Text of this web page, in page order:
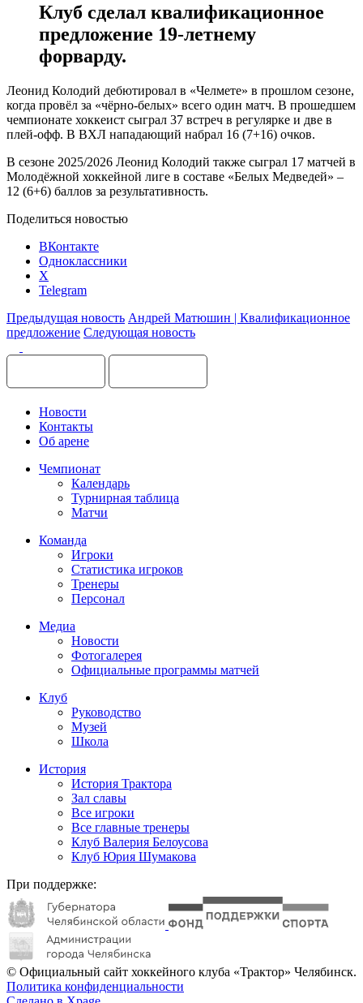
Клуб сделал квалификационное
предложение 19-летнему
форварду.
Леонид Колодий дебютировал в «Челмете» в прошлом сезоне,
когда провёл за «чёрно-белых» всего один матч. В прошедшем
чемпионате хоккеист сыграл 37 встреч в регулярке и две в
плей-офф. В ВХЛ нападающий набрал 16 (7+16) очков.
В сезоне 2025/2026 Леонид Колодий также сыграл 17 матчей в
Молодёжной хоккейной лиге в составе «Белых Медведей» –
12 (6+6) баллов за результативность.
Поделиться новостью
ВКонтакте
Одноклассники
X
Telegram
Предыдущая новость Андрей Матюшин | Квалификационное
предложение Следующая новость
Новости
Контакты
Об арене
Чемпионат
Календарь
Турнирная таблица
Матчи
Команда
Игроки
Статистика игроков
Тренеры
Персонал
Медиа
Новости
Фотогалерея
Официальные программы матчей
Клуб
Руководство
Музей
Школа
История
История Трактора
Зал славы
Все игроки
Все главные тренеры
Клуб Валерия Белоусова
Клуб Юрия Шумакова
При поддержке:
© Официальный сайт хоккейного клуба «Трактор» Челябинск.
Политика конфиденциальности